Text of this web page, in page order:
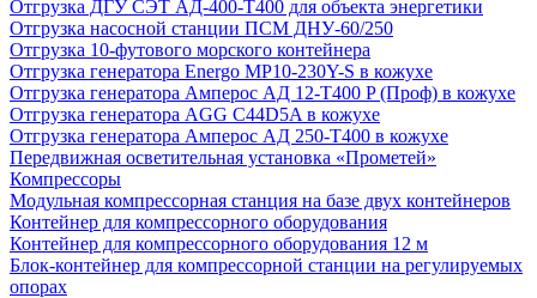
Отгрузка ДГУ СЭТ АД-400-Т400 для объекта энергетики
Отгрузка насосной станции ПСМ ДНУ-60/250
Отгрузка 10-футового морского контейнера
Отгрузка генератора Energo MP10-230Y-S в кожухе
Отгрузка генератора Амперос АД 12-Т400 P (Проф) в кожухе
Отгрузка генератора AGG C44D5A в кожухе
Отгрузка генератора Амперос АД 250-Т400 в кожухе
Передвижная осветительная установка «Прометей»
Компрессоры
Модульная компрессорная станция на базе двух контейнеров
Контейнер для компрессорного оборудования
Контейнер для компрессорного оборудования 12 м
Блок-контейнер для компрессорной станции на регулируемых
опорах